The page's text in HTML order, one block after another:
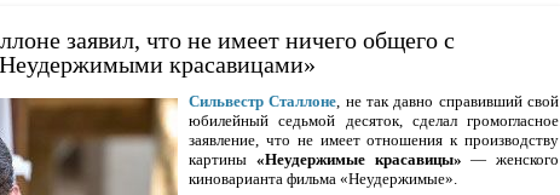
заявил, что не имеет ничего общего с
красавицами»
Сильвестр Сталлоне, не так давно справивший свой
юбилейный седьмой десяток, сделал громогласное
заявление, что не имеет отношения к производству
картины «Неудержимые красавицы» — женского
киноварианта фильма «Неудержимые».